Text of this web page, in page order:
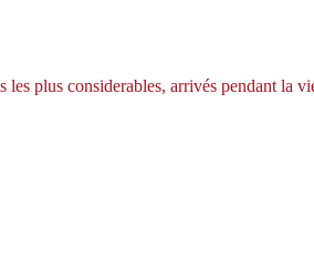
les plus considerables, arrivés pendant la